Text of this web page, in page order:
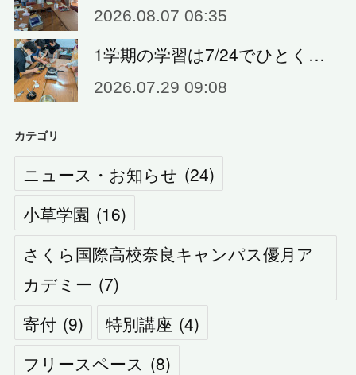
2026.08.07 06:35
1学期の学習は7/24でひとく…
2026.07.29 09:08
カテゴリ
ニュース・お知らせ (24)
小草学園 (16)
さくら国際高校奈良キャンパス優月ア
カデミー (7)
寄付 (9) 特別講座 (4)
フリースペース (8)